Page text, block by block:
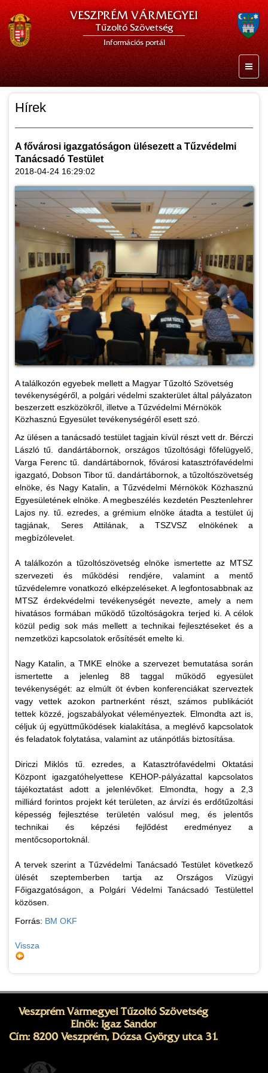
VESZPRÉM VÁRMEGYEI
Tűzoltó Szövetség
Információs portál
Hírek
A fővárosi igazgatóságon ülésezett a Tűzvédelmi
Tanácsadó Testület
2018-04-24 16:29:02
A találkozón egyebek mellett a Magyar Tűzoltó Szövetség
tevékenységéről, a polgári védelmi szakterület által pályázaton
beszerzett eszközökről, illetve a Tűzvédelmi Mérnökök
Közhasznú Egyesület tevékenységéről esett szó.
Az ülésen a tanácsadó testület tagjain kívül részt vett dr. Bérczi
László tű. dandártábornok, országos tűzoltósági főfelügyelő,
Varga Ferenc tű. dandártábornok, fővárosi katasztrófavédelmi
igazgató, Dobson Tibor tű. dandártábornok, a tűzoltószövetség
elnöke, és Nagy Katalin, a Tűzvédelmi Mérnökök Közhasznú
Egyesületének elnöke. A megbeszélés kezdetén Pesztenlehrer
Lajos ny. tű. ezredes, a grémium elnöke átadta a testület új
tagjának, Seres Attilának, a TSZVSZ elnökének a
megbízólevelet.
A találkozón a tűzoltószövetség elnöke ismertette az MTSZ
szervezeti és működési rendjére, valamint a mentő
tűzvédelemre vonatkozó elképzeléseket. A legfontosabbnak az
MTSZ érdekvédelmi tevékenységét nevezte, amely a nem
hivatásos formában működő tűzoltóságokra terjed ki. A célok
közül pedig sok más mellett a technikai fejlesztéseket és a
nemzetközi kapcsolatok erősítését emelte ki.
Nagy Katalin, a TMKE elnöke a szervezet bemutatása során
ismertette a jelenleg 88 taggal működő egyesület
tevékenységét: az elmúlt öt évben konferenciákat szerveztek
vagy vettek azokon partnerként részt, számos publikációt
tettek közzé, jogszabályokat véleményeztek. Elmondta azt is,
céljuk új együttműködések kialakítása, a meglévő kapcsolatok
és feladatok folytatása, valamint az utánpótlás biztosítása.
Diriczi Miklós tű. ezredes, a Katasztrófavédelmi Oktatási
Központ igazgatóhelyettese KEHOP-pályázattal kapcsolatos
tájékoztatást adott a jelenlévőket. Elmondta, hogy a 2,3
milliárd forintos projekt két területen, az árvízi és erdőtűzoltási
képesség fejlesztése területén valósul meg, és jelentős
technikai és képzési fejlődést eredményez a
mentőcsoportoknál.
A tervek szerint a Tűzvédelmi Tanácsadó Testület következő
ülését szeptemberben tartja az Országos Vízügyi
Főigazgatóságon, a Polgári Védelmi Tanácsadó Testülettel
közösen.
Forrás: BM OKF
Vissza
Veszprém Vármegyei Tűzoltó Szövetség
Elnök: Igaz Sándor
Cím: 8200 Veszprém, Dózsa György utca 31.